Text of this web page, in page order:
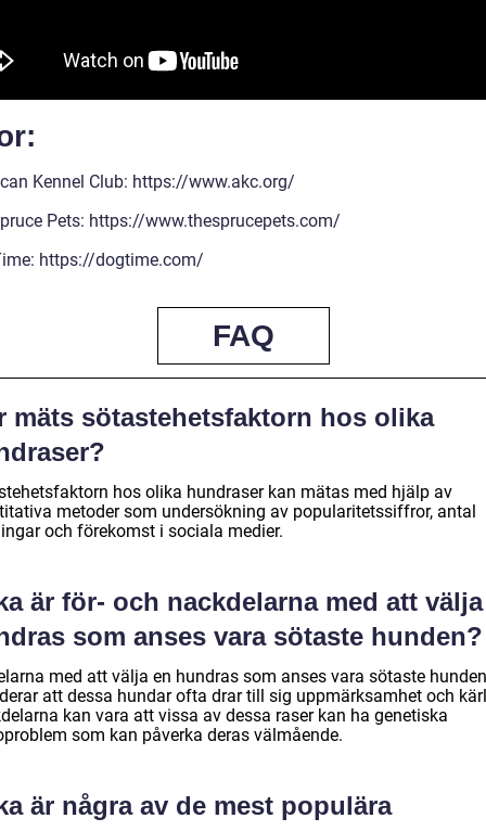
Kennel Club: https://www.akc.org/
Pets: https://www.thesprucepets.com/
https://dogtime.com/
FAQ
mäts sötastehetsfaktorn hos olika
hos olika hundraser kan mätas med hjälp av
metoder som undersökning av popularitetssiffror, antal
och förekomst i sociala medier.
är för- och nackdelarna med att
som anses vara sötaste hunden?
med att välja en hundras som anses vara sötaste hunden
att dessa hundar ofta drar till sig uppmärksamhet och
kan vara att vissa av dessa raser kan ha genetiska
som kan påverka deras välmående.
är några av de mest populära